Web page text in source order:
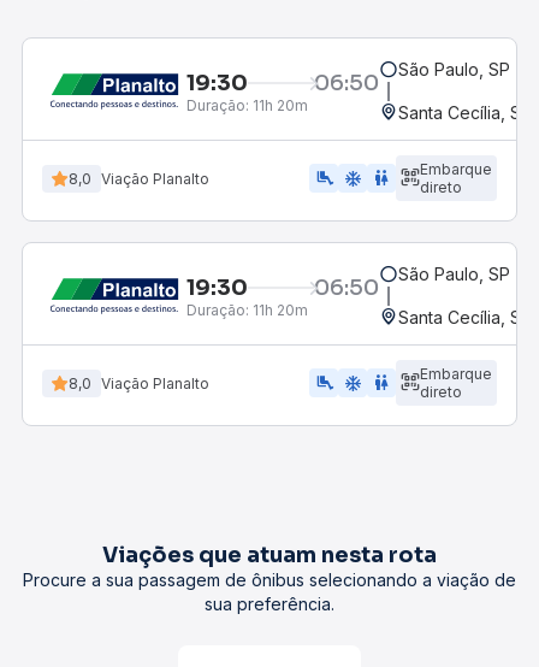
19:30 06:50
Duração: 11h 20m
São Paulo, SP -
Santa Cecília, SC
8,0 Viação Planalto airline_seat_legroom_extra ac_unit WC
Embarque
direto
19:30 06:50
Duração: 11h 20m
São Paulo, SP -
Santa Cecília, SC
8,0 Viação Planalto airline_seat_legroom_extra ac_unit wc
Embarque
direto
Viações que atuam nesta rota
Procure a sua passagem de ônibus selecionando a viação de
sua preferência.